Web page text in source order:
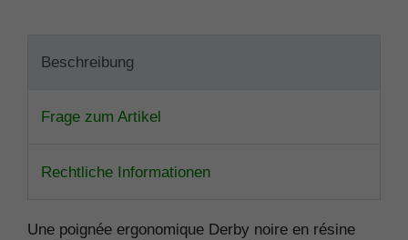
Beschreibung
Frage zum Artikel
Rechtliche Informationen
Une poignée ergonomique Derby noire en résine